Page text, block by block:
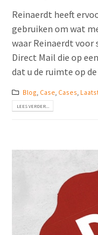
Reinaerdt heeft
gebruiken om wat
waar Reinaerdt voor
Direct Mail die op
dat u de ruimte op
Blog Case Cases
LEES VERDER...